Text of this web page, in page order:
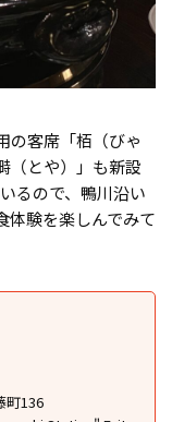
の客席「栢（びゃ
（とや）」も新設
るので、鴨川沿い
体験を楽しんでみて
町136